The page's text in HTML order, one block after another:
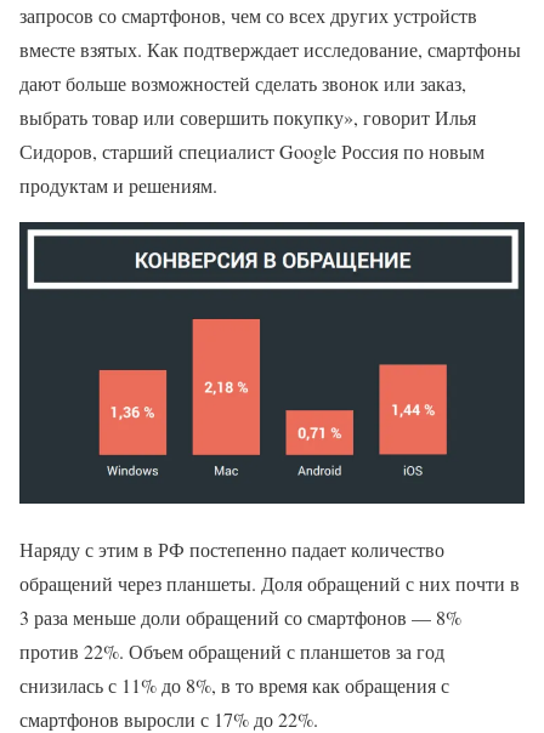
запросов со смартфонов, чем со всех других устройств
вместе взятых. Как подтверждает исследование, смартфоны
дают больше возможностей сделать звонок или заказ,
выбрать товар или совершить покупку», говорит Илья
Сидоров, старший специалист Google Россия по новым
продуктам и решениям.
Наряду с этим в РФ постепенно падает количество
обращений через планшеты. Доля обращений с них почти в
3 раза меньше доли обращений со смартфонов — 8%
против 22%. Объем обращений с планшетов за год
снизилась с 11% до 8%, в то время как обращения с
смартфонов выросли с 17% до 22%.